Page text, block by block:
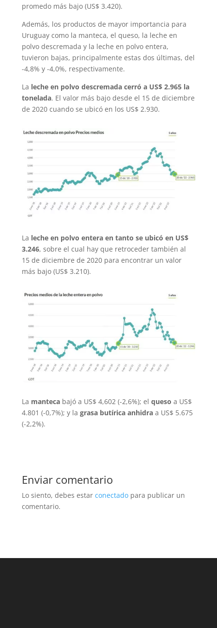
promedo más bajo (US$ 3.420).
Además, los productos de mayor importancia para
Uruguay como la manteca, el queso, la leche en
polvo descremada y la leche en polvo entera,
tuvieron bajas, principalmente estas dos últimas, del
-4,8% y -4,0%, respectivamente.
La leche en polvo descremada cerró a US$ 2.965 la
tonelada. El valor más bajo desde el 15 de diciembre
de 2020 cuando se ubicó en los US$ 2.930.
La leche en polvo entera en tanto se ubicó en US$
3.246, sobre el cual hay que retroceder también al
15 de diciembre de 2020 para encontrar un valor
más bajo (US$ 3.210).
La mantecabajó a US$ 4,602 (-2,6%); el queso a US$
4.801 (-0,7%); y la grasa butírica anhidraa US$ 5.675
(-2,2%).
Enviar comentario
Lo siento, debes estar conectadopara publicar un
comentario.